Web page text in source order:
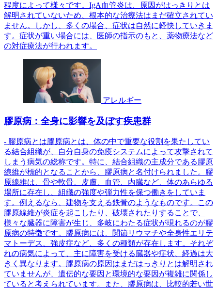
程度によって様々です。IgA血管炎は、原因がはっきりとは
解明されていないため、根本的な治療法はまだ確立されてい
ません。しかし、多くの場合、症状は自然に軽快していきま
す。症状が重い場合には、医師の指示のもと、薬物療法など
の対症療法が行われます。
アレルギー
膠原病：全身に影響を及ぼす疾患群
- 膠原病とは膠原病とは、体の中で重要な役割を果たしてい
る結合組織が、自分自身の免疫システムによって攻撃されて
しまう病気の総称です。特に、結合組織の主成分である膠原
線維が標的となることから、膠原病と名付けられました。膠
原線維は、骨や軟骨、皮膚、血管、内臓など、体のあらゆる
場所に存在し、組織の強度や弾力性を保つ働きをしていま
す。例えるなら、建物を支える鉄骨のようなものです。この
膠原線維が炎症を起こしたり、破壊されたりすることで、
様々な臓器に障害が生じ、多岐にわたる症状が現れるのが膠
原病の特徴です。膠原病には、関節リウマチや全身性エリテ
マトーデス、強皮症など、多くの種類が存在します。それぞ
れの病気によって、主に障害を受ける臓器や症状、経過は大
きく異なります。膠原病の原因はまだはっきりとは解明され
ていませんが、遺伝的な要因と環境的な要因が複雑に関係し
ていると考えられています。また、膠原病は、比較的若い世